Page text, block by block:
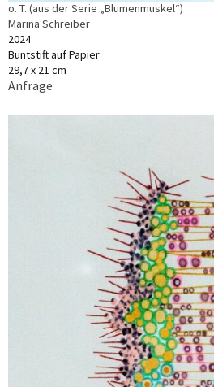
o. T. (aus der Serie „Blumenmuskel“)
Marina Schreiber
2024
Buntstift auf Papier
29,7 x 21 cm
Anfrage